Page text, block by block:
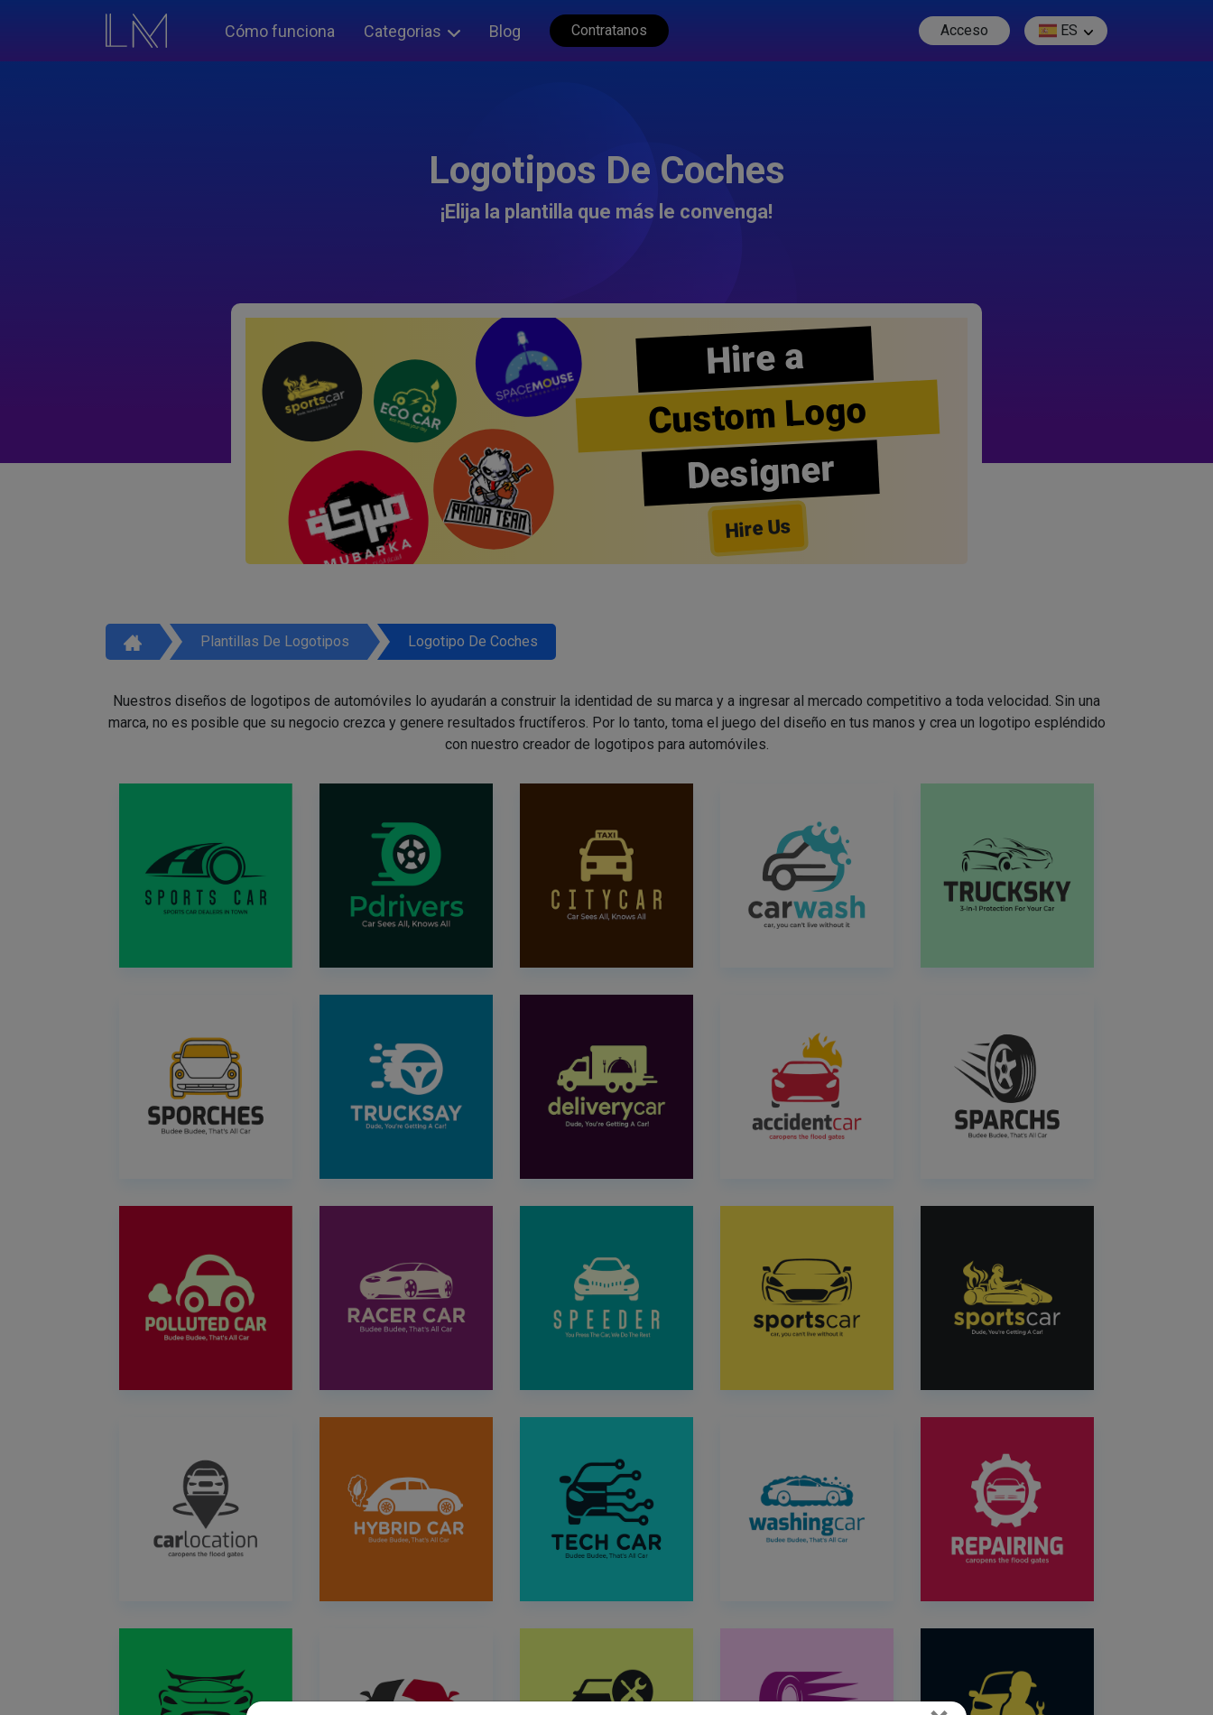
Cómo funciona Categorias Blog Contratanos Acceso ES
Logotipos De Coches
¡Elija la plantilla que más le convenga!
Hire a
Custom Logo
Designer
Hire Us
Plantillas De Logotipos Logotipo De Coches
Nuestros diseños de logotipos de automóviles lo ayudarán a construir la identidad de su marca y a ingresar al mercado competitivo a toda velocidad. Sin una
marca, no es posible que su negocio crezca y genere resultados fructíferos. Por lo tanto, toma el juego del diseño en tus manos y crea un logotipo espléndido
con nuestro creador de logotipos para automóviles.